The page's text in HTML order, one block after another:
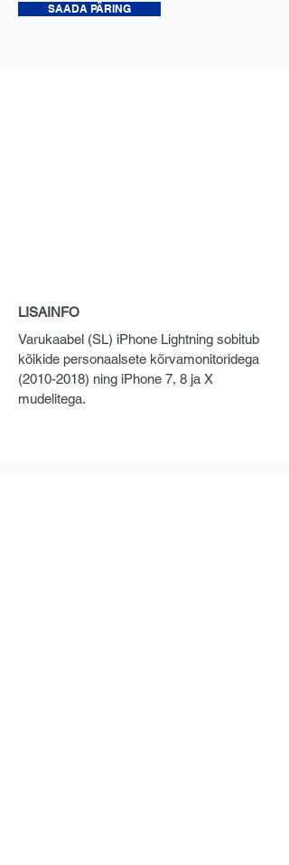
SAADA PÄRING
LISAINFO
Varukaabel (SL) iPhone Lightning sobitub
kõikide personaalsete kõrvamonitoridega
(2010-2018) ning iPhone 7, 8 ja X
mudelitega.